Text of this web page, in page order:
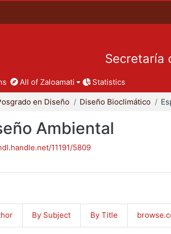
Secretaría
All of Zaloamati Statistics
en Diseño Diseño Bioclimático
Ambiental
11191/5809
By Subject By Title